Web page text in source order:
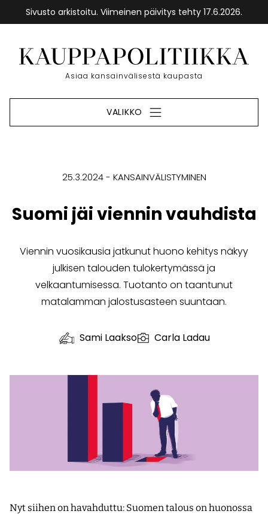
Sivusto arkistoitu. Viimeinen päivitys tehty 17.6.2026.
sisältöön
Etusivu
Asiaa kansainvälisestä kaupasta
VALIKKO
25.3.2024 KANSAINVÄLISTYMINEN
Suomi jäi viennin vauhdista
Viennin vuosikausia jatkunut huono kehitys näkyy
julkisen talouden tulokertymässä ja
velkaantumisessa. Tuotanto on taantunut
matalamman jalostusasteen suuntaan.
Sami Laakso Carla Ladau
Nyt siihen on havahduttu: Suomen talous on huonossa